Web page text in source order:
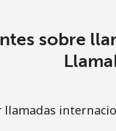
sobre
llamadas